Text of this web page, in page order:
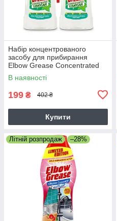
Набір концентрованого
засобу для прибирання
Elbow Grease Concentrated
Vinegar 750 мл + 750 мл (1+1
у подарунок)
В наявності
199 ₴ 402 ₴
Купити
Літній розпродаж –28%